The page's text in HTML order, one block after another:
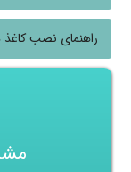
راهنمای نصب کاغذ